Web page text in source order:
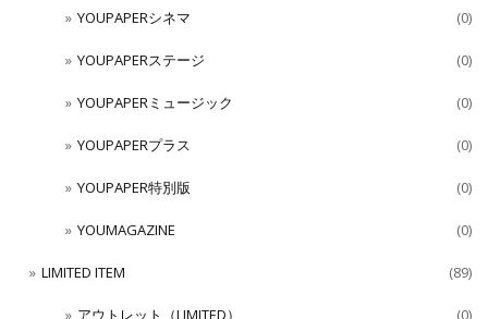
YOUPAPERシネマ (0)
YOUPAPERステージ (0)
YOUPAPERミュージック (0)
YOUPAPERプラス (0)
YOUPAPER特別版 (0)
YOUMAGAZINE (0)
LIMITED ITEM (89)
アウトレット（LIMITED） (0)